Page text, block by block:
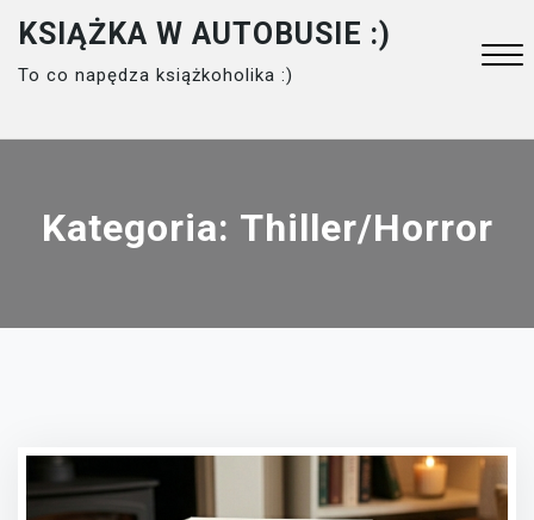
content
KSIĄŻKA W AUTOBUSIE :)
To co napędza książkoholika :)
Kategoria: Thiller/horror